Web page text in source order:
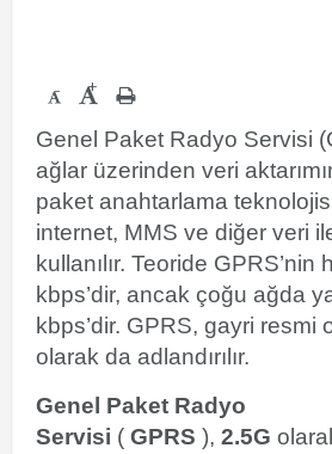
- +
Genel Paket Radyo Servisi
ağlar üzerinden veri
paket anahtarlama
internet, MMS ve diğer veri
kullanılır. Teoride GPRS’nin
kbps’dir, ancak çoğu ağda
kbps’dir. GPRS, gayri resmi
olarak da adlandırılır.
Genel Paket Radyo
Servisi ( GPRS ), 2.5G